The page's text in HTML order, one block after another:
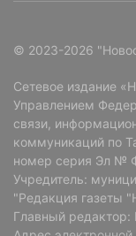
© 2023-2026
Сетевое издание
Управлением
связи,
коммуникаций по
номер серия Эл №
Учредитель:
"Редакция газеты
Главный редактор: